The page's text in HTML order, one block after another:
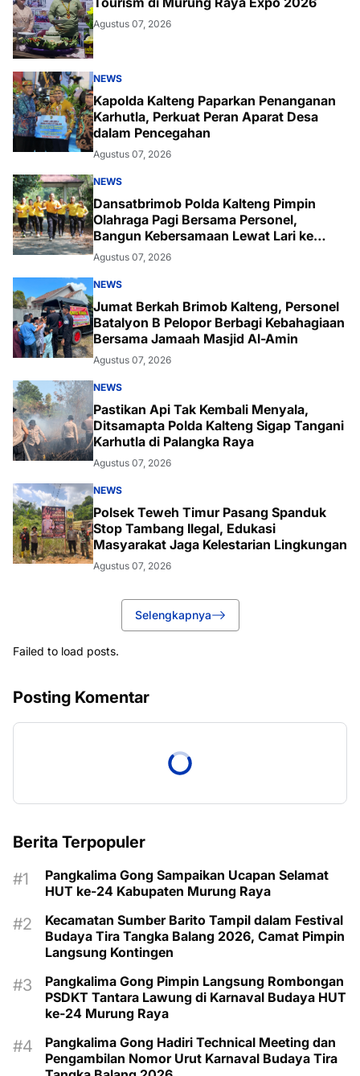
Agustus 07, 2026
NEWS
Kapolda Kalteng Paparkan Penanganan
Karhutla, Perkuat Peran Aparat Desa
dalam Pencegahan
Agustus 07, 2026
NEWS
Dansatbrimob Polda Kalteng Pimpin
Olahraga Pagi Bersama Personel,
Bangun Kebersamaan Lewat Lari ke
Bukit Baranahu
Agustus 07, 2026
NEWS
Jumat Berkah Brimob Kalteng, Personel
Batalyon B Pelopor Berbagi Kebahagiaan
Bersama Jamaah Masjid Al-Amin
Agustus 07, 2026
NEWS
Pastikan Api Tak Kembali Menyala,
Ditsamapta Polda Kalteng Sigap Tangani
Karhutla di Palangka Raya
Agustus 07, 2026
NEWS
Polsek Teweh Timur Pasang Spanduk
Stop Tambang Ilegal, Edukasi
Masyarakat Jaga Kelestarian Lingkungan
Agustus 07, 2026
Selengkapnya
Failed to load posts.
Posting Komentar
Berita Terpopuler
Pangkalima Gong Sampaikan Ucapan Selamat
HUT ke-24 Kabupaten Murung Raya
Kecamatan Sumber Barito Tampil dalam Festival
Budaya Tira Tangka Balang 2026, Camat Pimpin
Langsung Kontingen
Pangkalima Gong Pimpin Langsung Rombongan
PSDKT Tantara Lawung di Karnaval Budaya HUT
ke-24 Murung Raya
Pangkalima Gong Hadiri Technical Meeting dan
Pengambilan Nomor Urut Karnaval Budaya Tira